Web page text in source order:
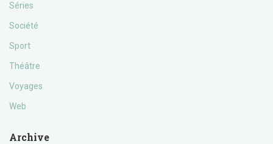
Séries
Société
Sport
Théâtre
Voyages
Web
Archive